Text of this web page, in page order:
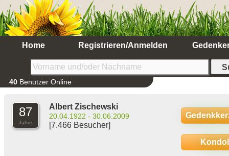
Home Registrieren/Anmelden
40 Benutzer Online
87
Jahre
Albert Zischewski
20.04.1922 - 30.06.2009
[7.466 Besucher]